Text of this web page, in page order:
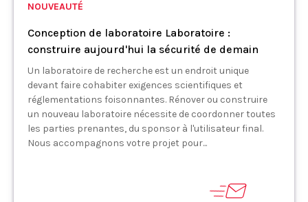
NOUVEAUTÉ
Conception de laboratoire Laboratoire :
construire aujourd'hui la sécurité de demain
Un laboratoire de recherche est un endroit unique
devant faire cohabiter exigences scientifiques et
réglementations foisonnantes. Rénover ou construire
un nouveau laboratoire nécessite de coordonner toutes
les parties prenantes, du sponsor à l'utilisateur final.
Nous accompagnons votre projet pour...